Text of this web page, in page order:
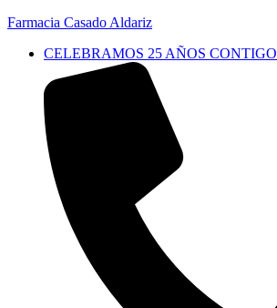
Farmacia Casado Aldariz
CELEBRAMOS 25 AÑOS CONTIGO